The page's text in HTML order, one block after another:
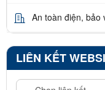
An toàn điện, bảo
LIÊN KẾT